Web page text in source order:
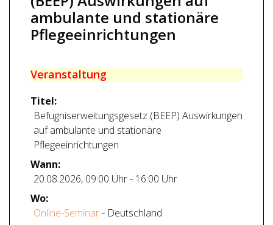
ambulante und stationäre
Pflegeeinrichtungen
Veranstaltung
Titel:
Befugniserweitungsgesetz (BEEP) Auswirkungen
auf ambulante und stationäre
Pflegeeinrichtungen
Wann:
20.08.2026, 09:00 Uhr- 16:00 Uhr
Wo:
Online-Seminar- Deutschland